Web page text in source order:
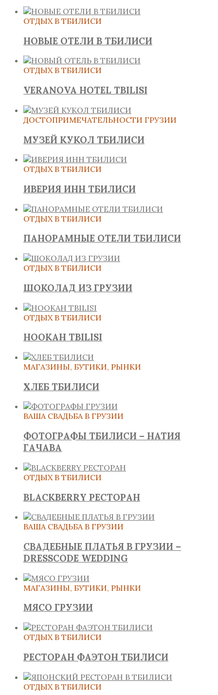
ОТДЫХ В ТБИЛИСИ
НОВЫЕ ОТЕЛИ В ТБИЛИСИ
ОТДЫХ В ТБИЛИСИ
VERANOVA HOTEL TBILISI
ДОСТОПРИМЕЧАТЕЛЬНОСТИ ГРУЗИИ
МУЗЕЙ КУКОЛ ТБИЛИСИ
ОТДЫХ В ТБИЛИСИ
ИВЕРИЯ ИНН ТБИЛИСИ
ОТДЫХ В ТБИЛИСИ
ПАНОРАМНЫЕ ОТЕЛИ ТБИЛИСИ
ОТДЫХ В ТБИЛИСИ
ШОКОЛАД ИЗ ГРУЗИИ
ОТДЫХ В ТБИЛИСИ
HOOKAH TBILISI
МАГАЗИНЫ, БУТИКИ, РЫНКИ
ХЛЕБ ТБИЛИСИ
ВАША СВАДЬБА В ГРУЗИИ
ФОТОГРАФЫ ТБИЛИСИ – НАТИЯ
ГАЧАВА
ОТДЫХ В ТБИЛИСИ
BLACKBERRY РЕСТОРАН
ВАША СВАДЬБА В ГРУЗИИ
СВАДЕБНЫЕ ПЛАТЬЯ В ГРУЗИИ –
DRESSCODE WEDDING
МАГАЗИНЫ, БУТИКИ, РЫНКИ
МЯСО ГРУЗИИ
ОТДЫХ В ТБИЛИСИ
РЕСТОРАН ФАЭТОН ТБИЛИСИ
ОТДЫХ В ТБИЛИСИ